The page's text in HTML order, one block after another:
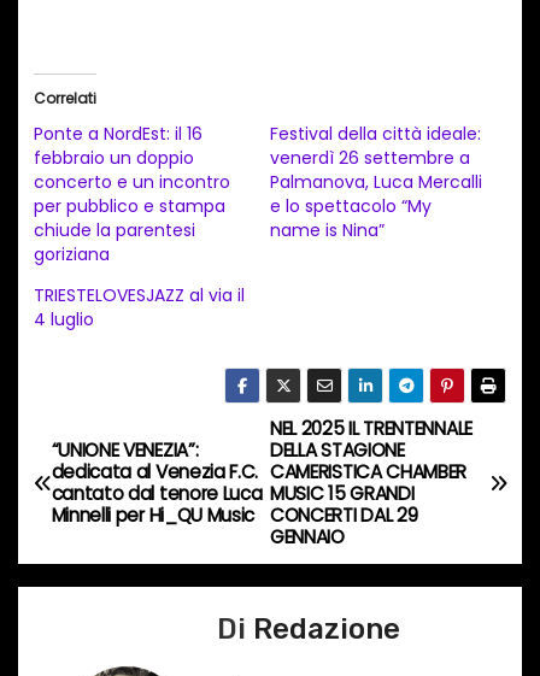
a
m
e
n
t
o
o
r
s
o
…
Correlati
Ponte a NordEst: il 16
febbraio un doppio
concerto e un incontro
per pubblico e stampa
chiude la parentesi
goriziana
Festival della città ideale:
venerdì 26 settembre a
Palmanova, Luca Mercalli
e lo spettacolo “My
name is Nina”
TRIESTELOVESJAZZ al via il
4 luglio
N
a
i
NEL 2025 IL TRENTENNALE
DELLA STAGIONE
CAMERISTICA CHAMBER
MUSIC 15 GRANDI
CONCERTI DAL 29
GENNAIO
“UNIONE VENEZIA”:
dedicata al Venezia F.C.
cantato dal tenore Luca
Minnelli per Hi_QU Music
Di Redazione